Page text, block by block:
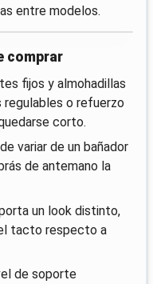
entre modelos.
comprar
fijos y almohadillas
o refuerzo
corto.
variar de un bañador
de antemano la
un look distinto,
tacto respecto a
de soporte